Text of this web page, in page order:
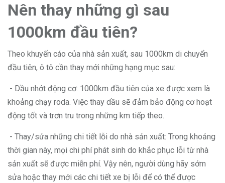
Nên thay những gì sau
1000km đầu tiên?
Theo khuyến cáo của nhà sản xuất, sau 1000km di chuyển
đầu tiên, ô tô cần thay mới những hạng mục sau:
- Dầu nhớt động cơ: 1000km đầu tiên của xe được xem là
khoảng chạy roda. Việc thay dầu sẽ đảm bảo động cơ hoạt
động tốt và trơn tru trong những km tiếp theo.
- Thay/sửa những chi tiết lỗi do nhà sản xuất: Trong khoảng
thời gian này, mọi chi phí phát sinh do khắc phục lỗi từ nhà
sản xuất sẽ được miễn phí. Vậy nên, người dùng hãy sớm
sửa hoặc thay mới các chi tiết xe bị lỗi để có thể được